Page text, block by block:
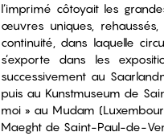
l’imprimé côtoyait les
œuvres uniques,
continuité, dans laquelle
s’exporte dans les
successivement au
puis au Kunstmuseum de
moi » au Mudam
Maeght de Saint-Paul-de-